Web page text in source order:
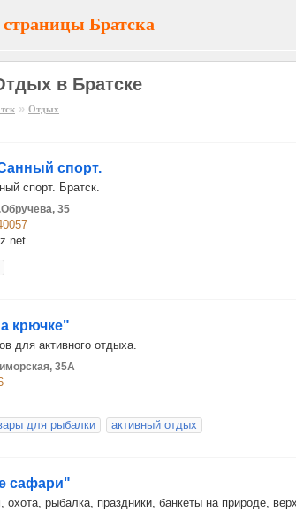
страницы Братска
в Братске
» Отдых
спорт.
спорт. Братск.
35
крючке"
для активного отдыха.
35А
для рыбалки активный отдых
сафари"
охота, рыбалка, праздники, банкеты на природе,